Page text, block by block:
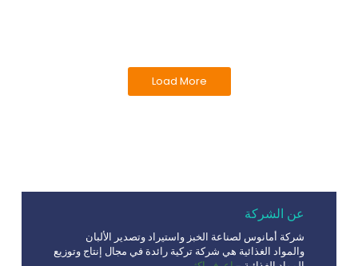
Load More
عن الشركة
شركة أمانوس لصناعة الخبز واستيراد وتصدير الألبان
والمواد الغذائية هي شركة تركية رائدة في مجال إنتاج وتوزيع